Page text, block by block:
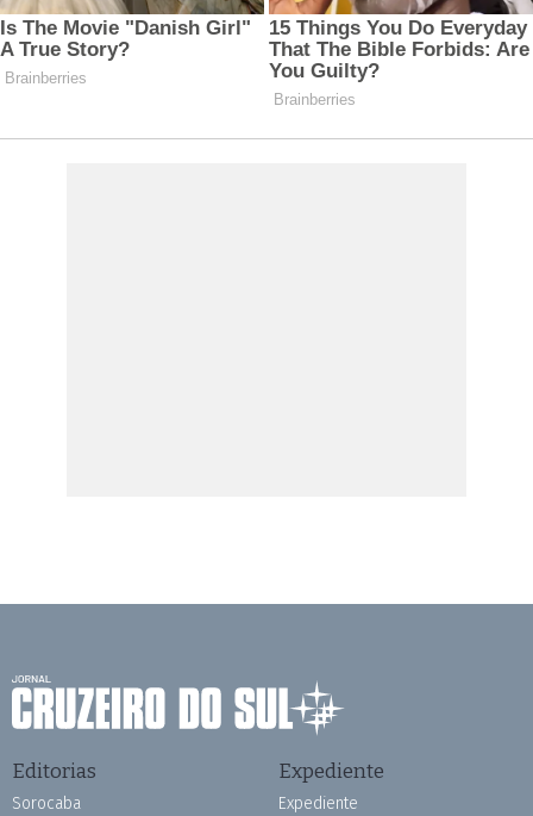
Editorias
Sorocaba
Expediente
Expediente